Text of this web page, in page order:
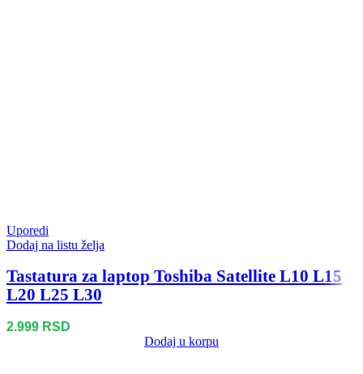
Uporedi
Dodaj na listu želja
Tastatura za laptop Toshiba Satellite L10 L15
L20 L25 L30
2.999 RSD
Dodaj u korpu